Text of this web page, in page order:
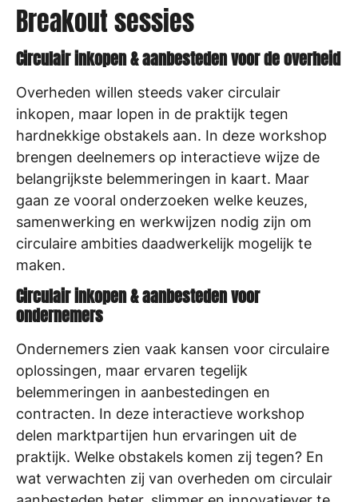
Breakout sessies
Circulair inkopen & aanbesteden voor de overheid
Overheden willen steeds vaker circulair
inkopen, maar lopen in de praktijk tegen
hardnekkige obstakels aan. In deze workshop
brengen deelnemers op interactieve wijze de
belangrijkste belemmeringen in kaart. Maar
gaan ze vooral onderzoeken welke keuzes,
samenwerking en werkwijzen nodig zijn om
circulaire ambities daadwerkelijk mogelijk te
maken.
Circulair inkopen & aanbesteden voor
ondernemers
Ondernemers zien vaak kansen voor circulaire
oplossingen, maar ervaren tegelijk
belemmeringen in aanbestedingen en
contracten. In deze interactieve workshop
delen marktpartijen hun ervaringen uit de
praktijk. Welke obstakels komen zij tegen? En
wat verwachten zij van overheden om circulair